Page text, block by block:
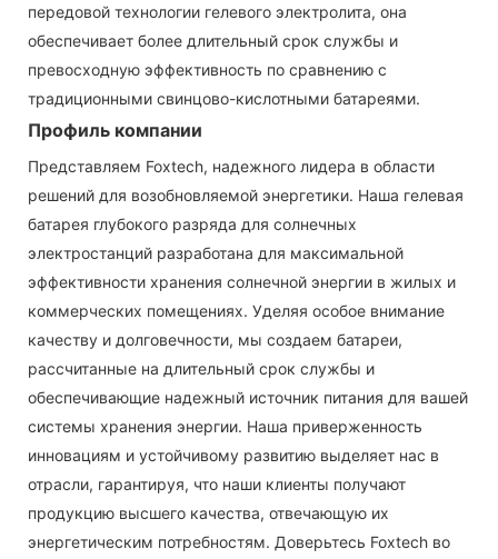
передовой технологии гелевого электролита, она
обеспечивает более длительный срок службы и
превосходную эффективность по сравнению с
традиционными свинцово-кислотными батареями.
Профиль компании
Представляем Foxtech, надежного лидера в области
решений для возобновляемой энергетики. Наша гелевая
батарея глубокого разряда для солнечных
электростанций разработана для максимальной
эффективности хранения солнечной энергии в жилых и
коммерческих помещениях. Уделяя особое внимание
качеству и долговечности, мы создаем батареи,
рассчитанные на длительный срок службы и
обеспечивающие надежный источник питания для вашей
системы хранения энергии. Наша приверженность
инновациям и устойчивому развитию выделяет нас в
отрасли, гарантируя, что наши клиенты получают
продукцию высшего качества, отвечающую их
энергетическим потребностям. Доверьтесь Foxtech во